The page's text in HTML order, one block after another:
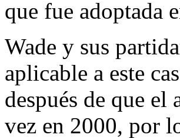
que fue adoptada
Wade y sus
aplicable a este
después de que
vez en 2000, por